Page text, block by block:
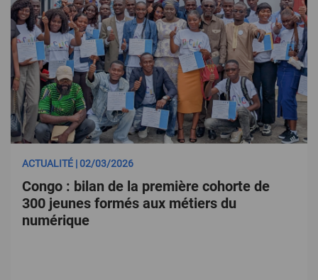
ACTUALITÉ | 02/03/2026
Congo : bilan de la première cohorte de
300 jeunes formés aux métiers du
numérique